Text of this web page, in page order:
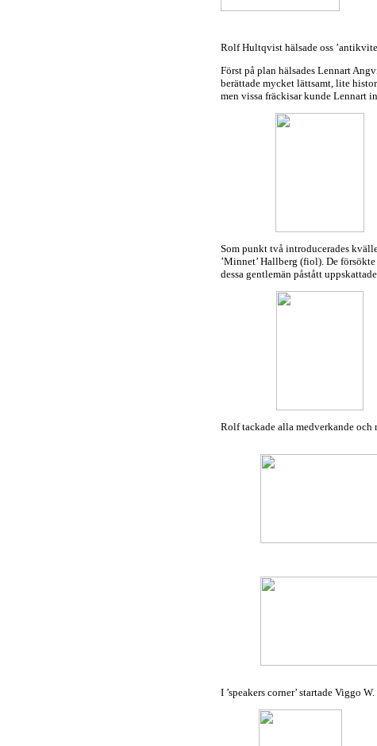
Rolf Hultqvist hälsade oss
Först på plan hälsades Lennart
berättade mycket lättsamt, lite
men vissa fräckisar kunde Lennart
Som punkt två introducerades
’Minnet’ Hallberg (fiol). De
dessa gentlemän påstått
Rolf tackade alla medverkande och
I ’speakers corner’ startade Viggo